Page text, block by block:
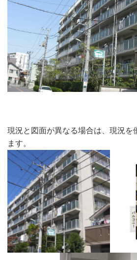
現況と図面が異なる場合は、現況を
ます。